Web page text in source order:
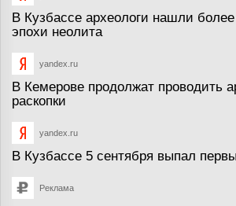
В Кузбассе археологи нашли
эпохи неолита
yandex.ru
В Кемерове продолжат проводить
раскопки
yandex.ru
В Кузбассе 5 сентября выпал
Реклама